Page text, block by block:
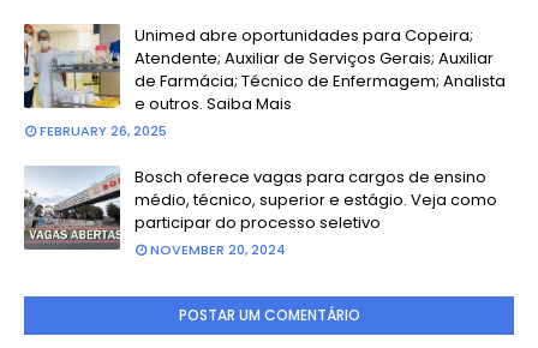
Unimed abre oportunidades para Copeira;
Atendente; Auxiliar de Serviços Gerais; Auxiliar
de Farmácia; Técnico de Enfermagem; Analista
e outros. Saiba Mais
FEBRUARY 26, 2025
Bosch oferece vagas para cargos de ensino
médio, técnico, superior e estágio. Veja como
participar do processo seletivo
NOVEMBER 20, 2024
POSTAR UM COMENTÁRIO